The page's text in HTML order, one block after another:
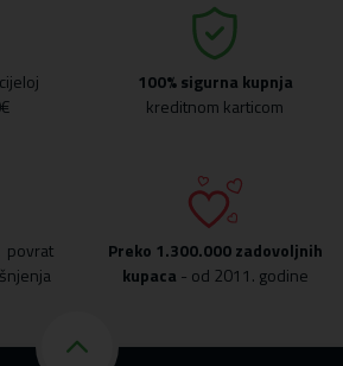
100% sigurna kupnja
kreditnom karticom
povrat
Preko 1.300.000 zadovoljnih
kupaca - od 2011. godine